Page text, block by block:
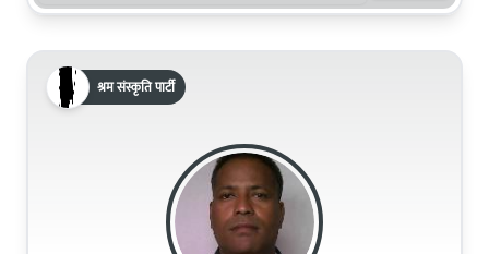
श्रम संस्कृति पार्टी